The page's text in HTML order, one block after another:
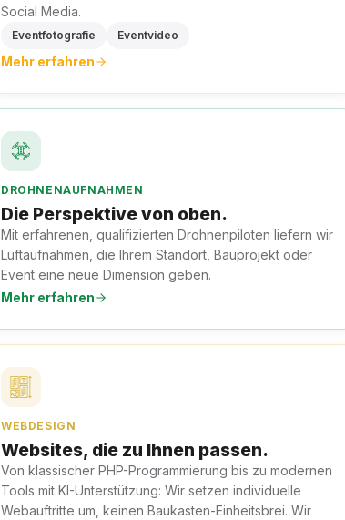
Social Media.
Eventfotografie Eventvideo
Mehr erfahren
DROHNENAUFNAHMEN
Die Perspektive von oben.
Mit erfahrenen, qualifizierten Drohnenpiloten liefern wir
Luftaufnahmen, die Ihrem Standort, Bauprojekt oder
Event eine neue Dimension geben.
Mehr erfahren
WEBDESIGN
Websites, die zu Ihnen passen.
Von klassischer PHP-Programmierung bis zu modernen
Tools mit KI-Unterstützung: Wir setzen individuelle
Webauftritte um, keinen Baukasten-Einheitsbrei. Wir